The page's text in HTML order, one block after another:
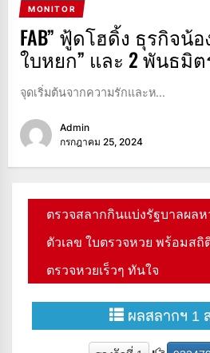
MONITOR
FAB” ฟู้ดโฮดิ้ง ธุรกิจน้
ใบหยก” และ 2 พันธมิต
จุดเริ่มต้นจากความรักและห...
Admin
กรกฎาคม 25, 2024
ตรวจสลากกินแบ่งรัฐบาลผล
ตัวเลข ใบตรวจหวย พร้อมส
ตรวจหวยเร็วๆ ทันใจ